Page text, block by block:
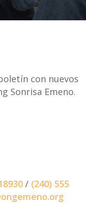
con nuevos
Sonrisa Emeno.
/ (240) 555